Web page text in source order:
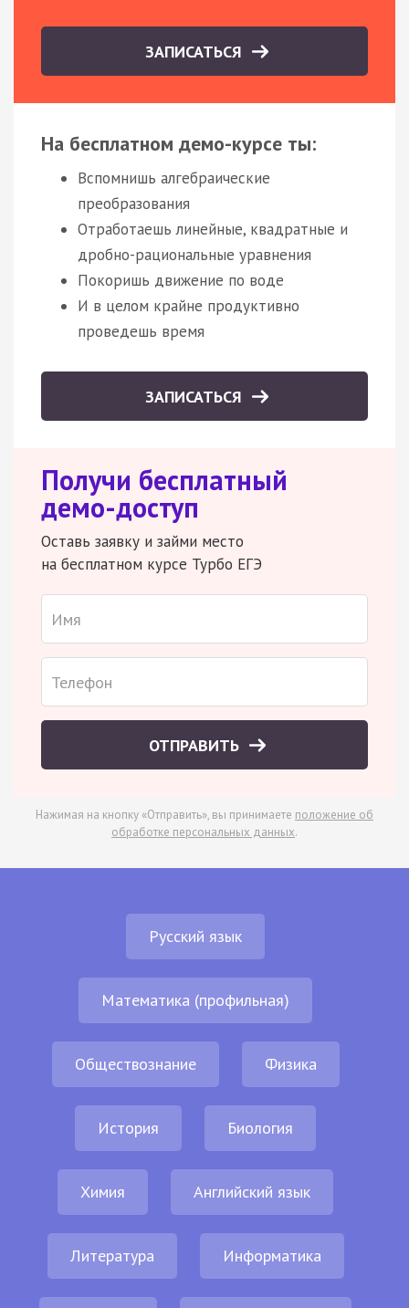
ЗАПИСАТЬСЯ
На бесплатном демо-курсе ты:
Вспомнишь алгебраические
преобразования
Отработаешь линейные, квадратные и
дробно-рациональные уравнения
Покоришь движение по воде
И в целом крайне продуктивно
проведешь время
ЗАПИСАТЬСЯ
Получи бесплатный
демо-доступ
Оставь заявку и займи место
на бесплатном курсе Турбо ЕГЭ
ОТПРАВИТЬ
Нажимая на кнопку «Отправить», вы принимаете положение об
обработке персональных данных.
Русский язык
Математика (профильная)
Обществознание Физика
История Биология
Химия Английский язык
Литература Информатика